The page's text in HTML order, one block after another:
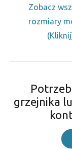
Zobacz
rozmiary
grzejnika